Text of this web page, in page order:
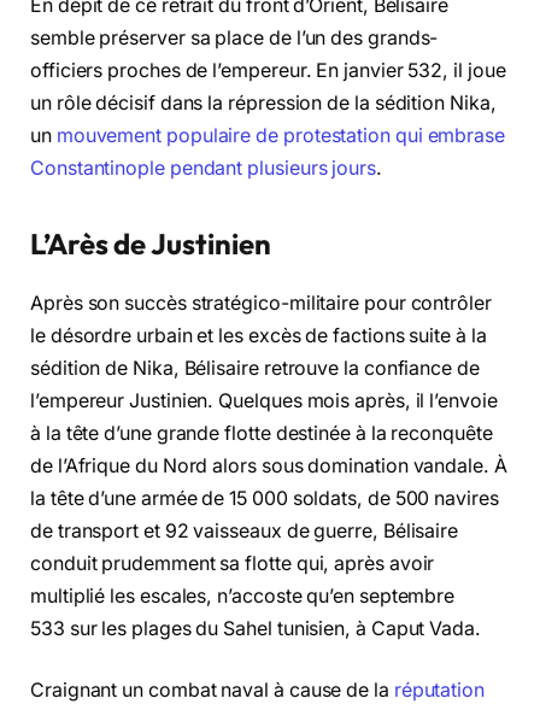
En dépit de ce retrait du front d’Orient, Bélisaire
semble préserver sa place de l’un des grands-
officiers proches de l’empereur. En janvier 532, il joue
un rôle décisif dans la répression de la sédition Nika,
un mouvement populaire de protestation qui embrase
Constantinople pendant plusieurs jours.
L’Arès de Justinien
Après son succès stratégico-militaire pour contrôler
le désordre urbain et les excès de factions suite à la
sédition de Nika, Bélisaire retrouve la confiance de
l’empereur Justinien. Quelques mois après, il l’envoie
à la tête d’une grande flotte destinée à la reconquête
de l’Afrique du Nord alors sous domination vandale. À
la tête d’une armée de 15 000 soldats, de 500 navires
de transport et 92 vaisseaux de guerre, Bélisaire
conduit prudemment sa flotte qui, après avoir
multiplié les escales, n’accoste qu’en septembre
533 sur les plages du Sahel tunisien, à Caput Vada.
Craignant un combat naval à cause de la réputation